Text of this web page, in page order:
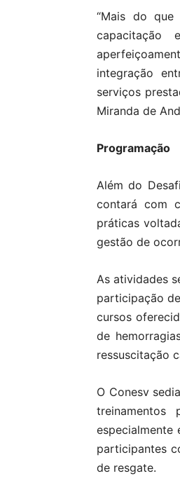
“Mais do
capacitação
integração
serviços
Miranda de
Programação
Além do
contará com
práticas
gestão de
As atividades
participação
cursos
de
ressuscitação
O Conesv
treinamentos
especialmente
participantes
de resgate.